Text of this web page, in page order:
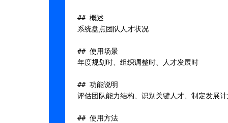
## 概述
系统盘点团队人才状况
## 使用场景
年度规划时、组织调整时、人才发展时
## 功能说明
评估团队能力结构、识别关键人才、制定发展计
## 使用方法